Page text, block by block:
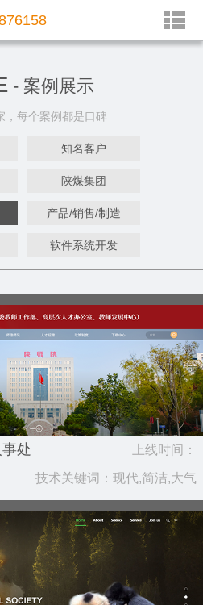
- 案例展示
，每个案例都是口碑
知名客户
陕煤集团
产品/销售/制造
软件系统开发
处 上线时间：
2025.06
技术关键词：现代,简洁,大气